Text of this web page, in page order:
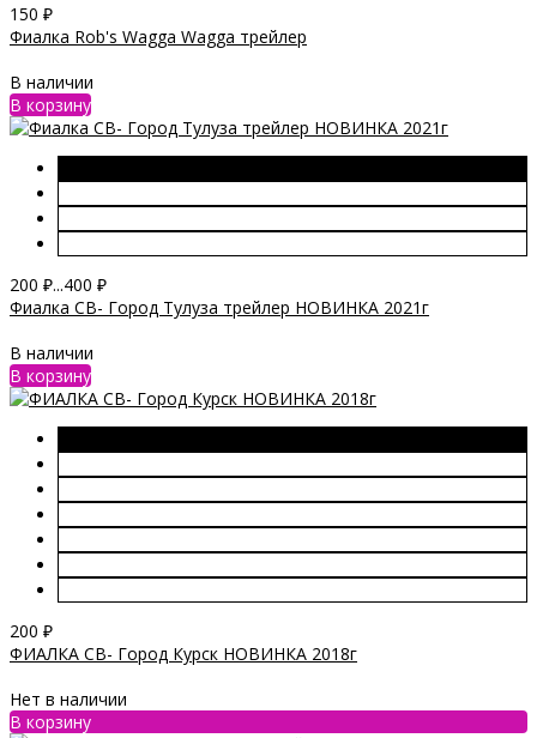
150 ₽
Фиалка Rob's Wagga Wagga трейлер
В наличии
В корзину
200 ₽...400 ₽
Фиалка СВ- Город Тулуза трейлер НОВИНКА 2021г
В наличии
В корзину
200 ₽
ФИАЛКА СВ- Город Курск НОВИНКА 2018г
Нет в наличии
В корзину